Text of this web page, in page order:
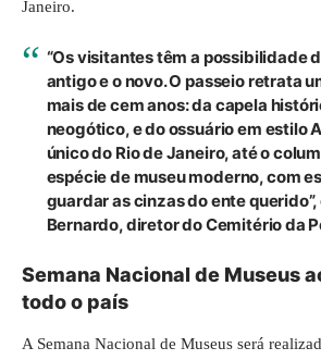
Janeiro.
“Os visitantes têm a possibilidade
antigo e o novo. O passeio retrata
mais de cem anos: da capela
neogótico, e do ossuário em estilo
único do Rio de Janeiro, até o
espécie de museu moderno, com
guardar as cinzas do ente
Bernardo, diretor do Cemitério da
Semana Nacional de Museus
todo o país
A Semana Nacional de Museus será